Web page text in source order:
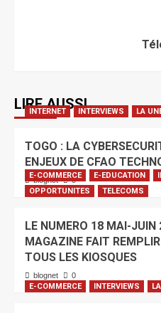
LIRE AUSSI
INTERNET INTERVIEWS LA
TOGO : LA
ENJEUX DE CFAO
blognet 0
E-COMMERCE E-EDUCATION
OPPORTUNITES
TELECOMS
LE NUMERO 18 MAI-JUIN
MAGAZINE FAIT
TOUS LES KIOSQUES
blognet 0
E-COMMERCE INTERVIEWS